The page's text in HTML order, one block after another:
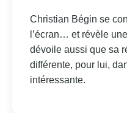
Christian Bégin se
l’écran… et révèle
dévoile aussi que sa
différente, pour lui,
intéressante.